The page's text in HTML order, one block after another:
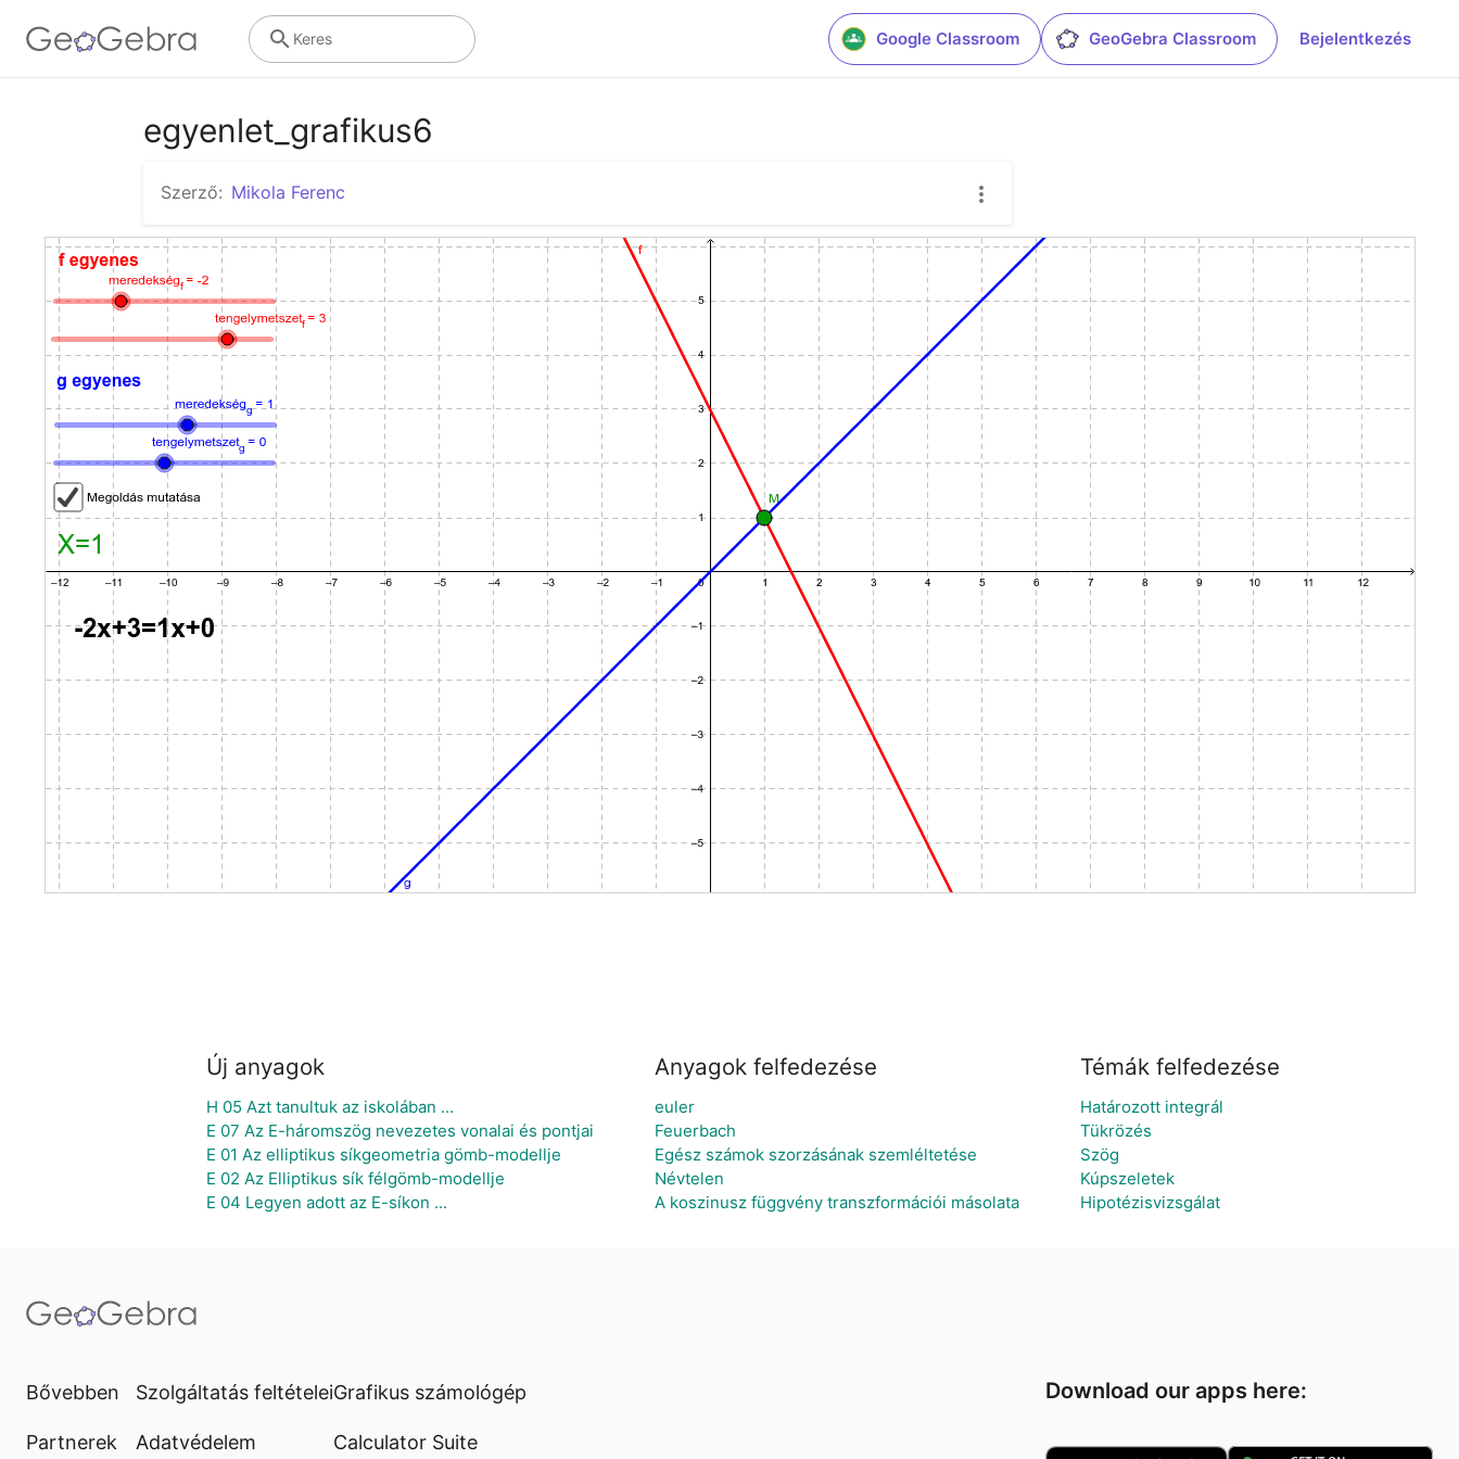
Google Classroom GeoGebra Classroom Bejelentkezés
Keres
egyenlet_grafikus6
Szerző: Mikola Ferenc
Új anyagok
H 05 Azt tanultuk az iskolában ...
E 07 Az E-háromszög nevezetes vonalai és pontjai
E 01 Az elliptikus síkgeometria gömb-modellje
E 02 Az Elliptikus sík félgömb-modellje
E 04 Legyen adott az E-síkon ...
Anyagok felfedezése
euler
Feuerbach
Egész számok szorzásának szemléltetése
Névtelen
A koszinusz függvény transzformációi másolata
Témák felfedezése
Határozott integrál
Tükrözés
Szög
Kúpszeletek
Hipotézisvizsgálat
Bővebben
Partnerek
Szolgáltatás feltételei
Adatvédelem
Grafikus számológép
Calculator Suite
Download our apps here: